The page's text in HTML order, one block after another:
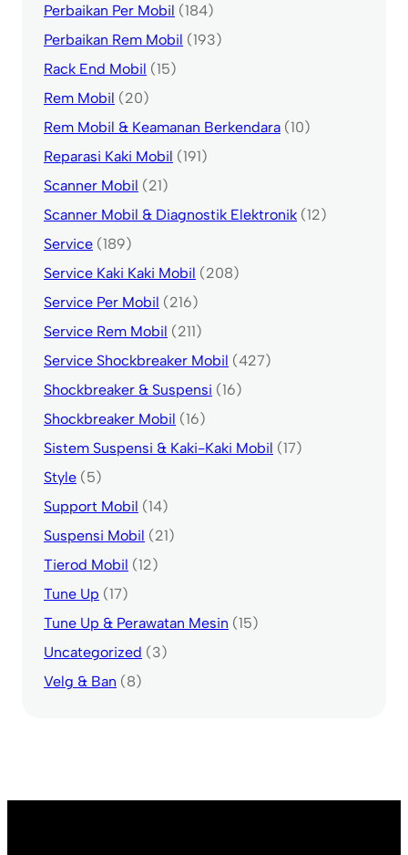
Perbaikan Per Mobil (184)
Perbaikan Rem Mobil (193)
Rack End Mobil (15)
Rem Mobil (20)
Rem Mobil & Keamanan Berkendara (10)
Reparasi Kaki Mobil (191)
Scanner Mobil (21)
Scanner Mobil & Diagnostik Elektronik (12)
Service (189)
Service Kaki Kaki Mobil (208)
Service Per Mobil (216)
Service Rem Mobil (211)
Service Shockbreaker Mobil (427)
Shockbreaker & Suspensi (16)
Shockbreaker Mobil (16)
Sistem Suspensi & Kaki-Kaki Mobil (17)
Style (5)
Support Mobil (14)
Suspensi Mobil (21)
Tierod Mobil (12)
Tune Up (17)
Tune Up & Perawatan Mesin (15)
Uncategorized (3)
Velg & Ban (8)